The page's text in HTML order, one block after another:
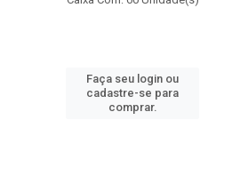
Faça seu login ou
cadastre-se para
comprar.